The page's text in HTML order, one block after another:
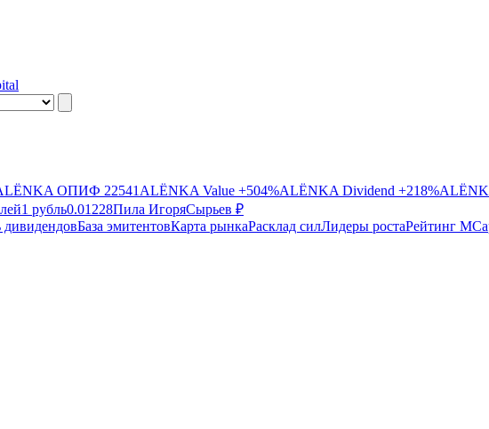
ОПИФ 22541 ALЁNKA Value +504%ALЁNKA Dividend +218%
1 рубль0.01228Пила ИгоряСырьев ₽
дивидендовБаза эмитентовКарта рынкаРасклад силЛидеры ростаРейтинг